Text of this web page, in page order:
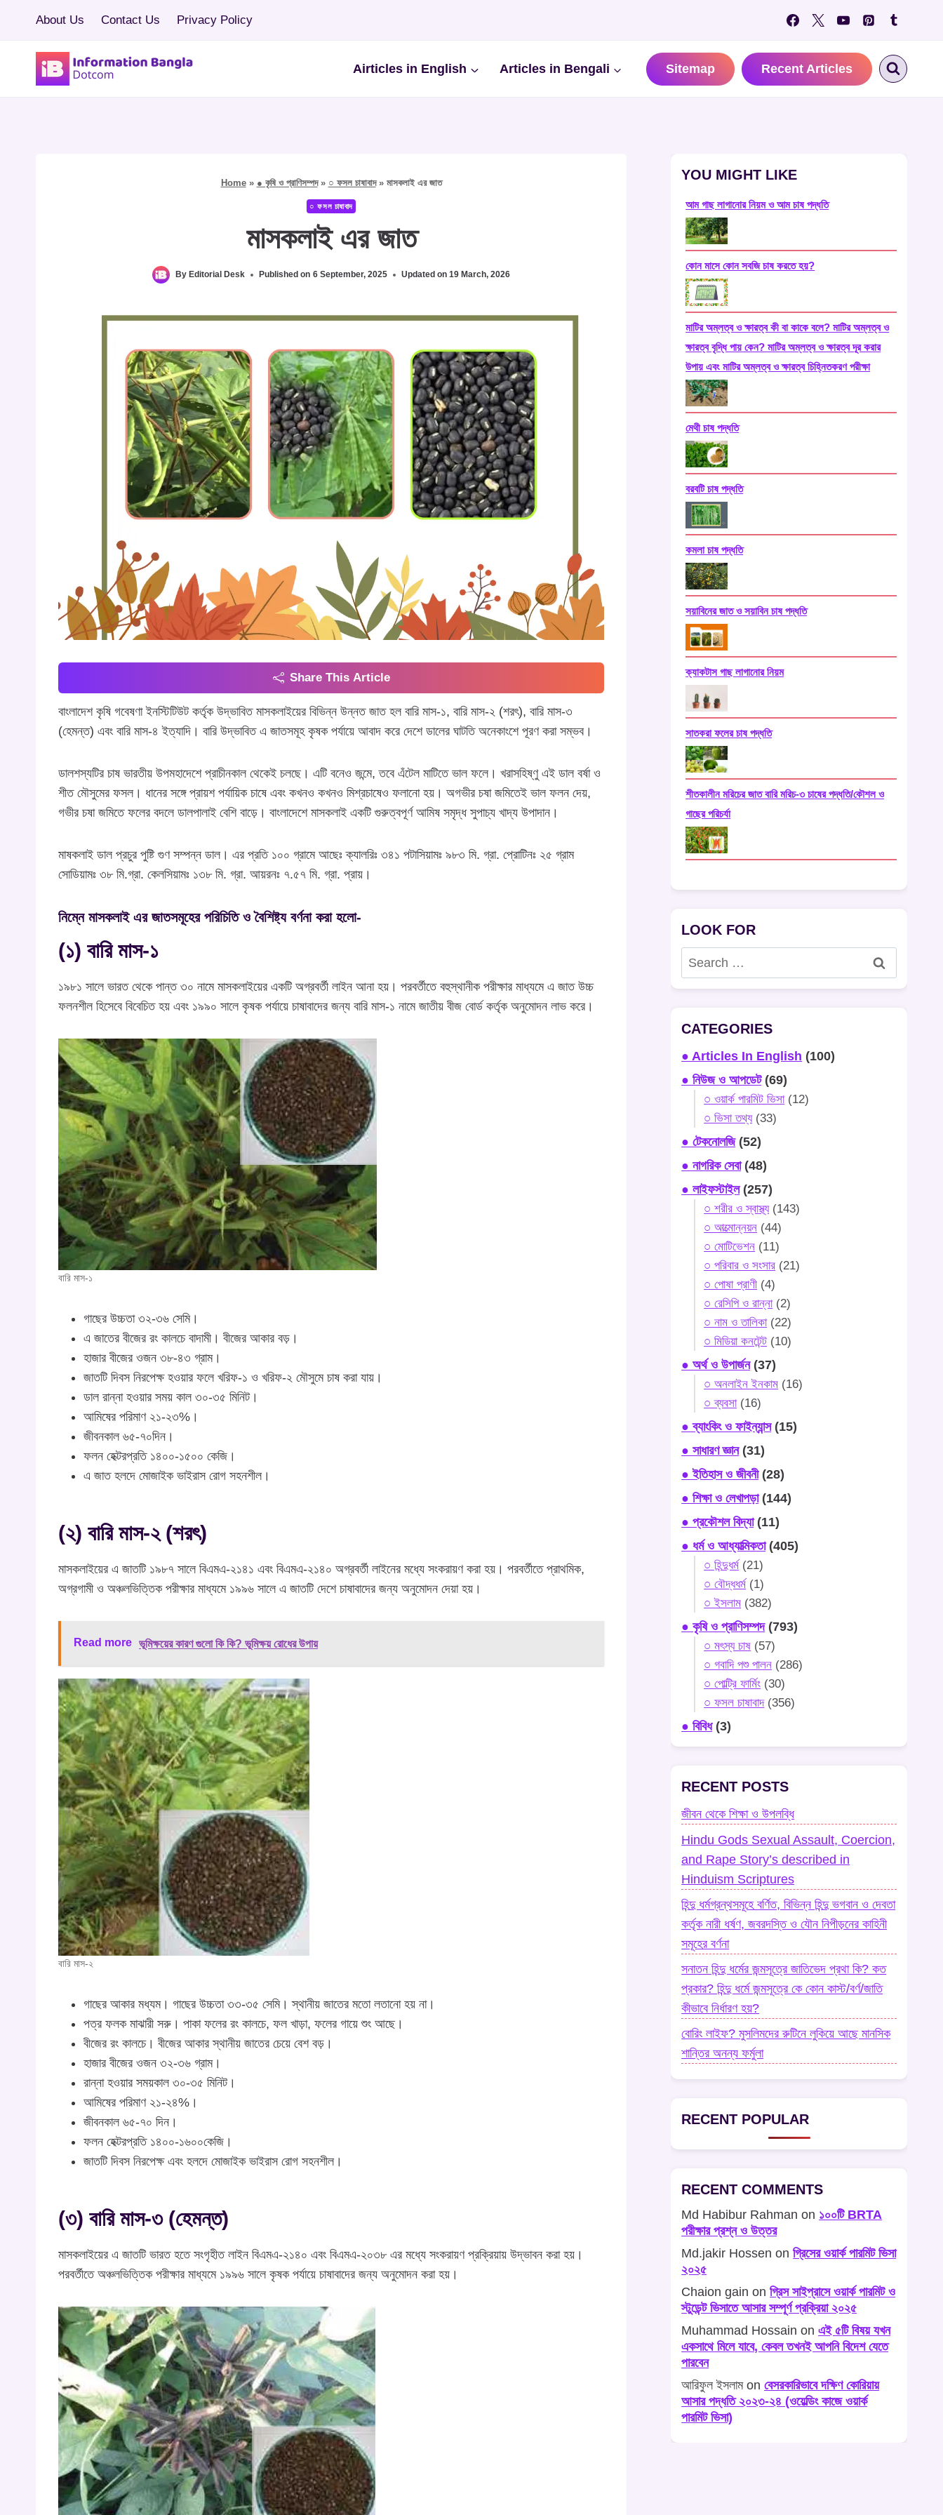
content
About Us Contact Us Privacy Policy
Airticles in English Articles in Bengali Sitemap Recent Articles
Home» ● কৃষি ও প্রাণিসম্পদ» ○ ফসল চাষাবাদ» মাসকলাই এর জাত
○ ফসল চাষাবাদ
মাসকলাই এর জাত
By Editorial Desk Published on 6 September, 2025 Updated on 19 March, 2026
Share This Article
বাংলাদেশ কৃষি গবেষণা ইনস্টিটিউট কর্তৃক উদ্ভাবিত মাসকলাইয়ের বিভিন্ন উন্নত জাত হল বারি মাস-১, বারি মাস-২ (শরৎ), বারি মাস-৩
(হেমন্ত) এবং বারি মাস-৪ ইত্যাদি। বারি উদ্ভাবিত এ জাতসমূহ কৃষক পর্যায়ে আবাদ করে দেশে ডালের ঘাটতি অনেকাংশে পূরণ করা সম্ভব।
ডালশস্যটির চাষ ভারতীয় উপমহাদেশে প্রাচীনকাল থেকেই চলছে। এটি বনেও জন্মে, তবে এঁটেল মাটিতে ভাল ফলে। খরাসহিষ্ণু এই ডাল বর্ষা ও
শীত মৌসুমের ফসল। ধানের সঙ্গে প্রায়শ পর্যায়িক চাষে এবং কখনও কখনও মিশ্রচাষেও ফলানো হয়। অগভীর চষা জমিতেই ভাল ফলন দেয়,
গভীর চষা জমিতে ফলের বদলে ডালপালাই বেশি বাড়ে। বাংলাদেশে মাসকলাই একটি গুরুত্বপূর্ণ আমিষ সমৃদ্ধ সুপাচ্য খাদ্য উপাদান।
মাষকলাই ডাল প্রচুর পুষ্টি গুণ সম্পন্ন ডাল। এর প্রতি ১০০ গ্রামে আছেঃ ক্যালরিঃ ৩৪১ পটাসিয়ামঃ ৯৮৩ মি. গ্রা. প্রোটিনঃ ২৫ গ্রাম
সোডিয়ামঃ ৩৮ মি.গ্রা. কেলসিয়ামঃ ১৩৮ মি. গ্রা. আয়রনঃ ৭.৫৭ মি. গ্রা. প্রায়।
নিম্নে মাসকলাই এর জাতসমূহের পরিচিতি ও বৈশিষ্ট্য বর্ণনা করা হলো-
(১) বারি মাস-১
১৯৮১ সালে ভারত থেকে পান্ত ৩০ নামে মাসকলাইয়ের একটি অগ্রবর্তী লাইন আনা হয়। পরবর্তীতে বহুস্থানীক পরীক্ষার মাধ্যমে এ জাত উচ্চ
ফলনশীল হিসেবে বিবেচিত হয় এবং ১৯৯০ সালে কৃষক পর্যায়ে চাষাবাদের জন্য বারি মাস-১ নামে জাতীয় বীজ বোর্ড কর্তৃক অনুমোদন লাভ করে।
বারি মাস-১
গাছের উচ্চতা ৩২-৩৬ সেমি।
এ জাতের বীজের রং কালচে বাদামী। বীজের আকার বড়।
হাজার বীজের ওজন ৩৮-৪৩ গ্রাম।
জাতটি দিবস নিরপেক্ষ হওয়ার ফলে খরিফ-১ ও খরিফ-২ মৌসুমে চাষ করা যায়।
ডাল রান্না হওয়ার সময় কাল ৩০-৩৫ মিনিট।
আমিষের পরিমাণ ২১-২৩%।
জীবনকাল ৬৫-৭০দিন।
ফলন হেক্টরপ্রতি ১৪০০-১৫০০ কেজি।
এ জাত হলদে মোজাইক ভাইরাস রোগ সহনশীল।
(২) বারি মাস-২ (শরৎ)
মাসকলাইয়ের এ জাতটি ১৯৮৭ সালে বিএমএ-২১৪১ এবং বিএমএ-২১৪০ অগ্রবর্তী লাইনের মধ্যে সংকরায়ণ করা হয়। পরবর্তীতে প্রাথমিক,
অগ্রগামী ও অঞ্চলভিত্তিক পরীক্ষার মাধ্যমে ১৯৯৬ সালে এ জাতটি দেশে চাষাবাদের জন্য অনুমোদন দেয়া হয়।
Read more ভূমিক্ষয়ের কারণ গুলো কি কি? ভূমিক্ষয় রোধের উপায়
বারি মাস-২
গাছের আকার মধ্যম। গাছের উচ্চতা ৩৩-৩৫ সেমি। স্থানীয় জাতের মতো লতানো হয় না।
পত্র ফলক মাঝারী সরু। পাকা ফলের রং কালচে, ফল খাড়া, ফলের গায়ে শুং আছে।
বীজের রং কালচে। বীজের আকার স্থানীয় জাতের চেয়ে বেশ বড়।
হাজার বীজের ওজন ৩২-৩৬ গ্রাম।
রান্না হওয়ার সময়কাল ৩০-৩৫ মিনিট।
আমিষের পরিমাণ ২১-২৪%।
জীবনকাল ৬৫-৭০ দিন।
ফলন হেক্টরপ্রতি ১৪০০-১৬০০কেজি।
জাতটি দিবস নিরপেক্ষ এবং হলদে মোজাইক ভাইরাস রোগ সহনশীল।
(৩) বারি মাস-৩ (হেমন্ত)
মাসকলাইয়ের এ জাতটি ভারত হতে সংগৃহীত লাইন বিএমএ-২১৪০ এবং বিএমএ-২০৩৮ এর মধ্যে সংকরায়ণ প্রক্রিয়ায় উদ্ভাবন করা হয়।
পরবর্তীতে অঞ্চলভিত্তিক পরীক্ষার মাধ্যমে ১৯৯৬ সালে কৃষক পর্যায়ে চাষাবাদের জন্য অনুমোদন করা হয়।
YOU MIGHT LIKE
আম গাছ লাগানোর নিয়ম ও আম চাষ পদ্ধতি
কোন মাসে কোন সবজি চাষ করতে হয়?
মাটির অম্লত্ব ও ক্ষারত্ব কী বা কাকে বলে? মাটির অম্লত্ব ও
ক্ষারত্ব বৃদ্ধি পায় কেন? মাটির অম্লত্ব ও ক্ষারত্ব দূর করার
উপায় এবং মাটির অম্লত্ব ও ক্ষারত্ব চিহ্নিতকরণ পরীক্ষা
মেথী চাষ পদ্ধতি
বরবটি চাষ পদ্ধতি
কমলা চাষ পদ্ধতি
সয়াবিনের জাত ও সয়াবিন চাষ পদ্ধতি
ক্যাকটাস গাছ লাগানোর নিয়ম
সাতকরা ফলের চাষ পদ্ধতি
শীতকালীন মরিচের জাত বারি মরিচ-৩ চাষের পদ্ধতি/কৌশল ও
গাছের পরিচর্যা
LOOK FOR
Search
for:
CATEGORIES
● Articles In English (100)
● নিউজ ও আপডেট(69)
○ ওয়ার্ক পারমিট ভিসা(12)
○ ভিসা তথ্য(33)
● টেকনোলজি(52)
● নাগরিক সেবা(48)
● লাইফস্টাইল(257)
○ শরীর ও স্বাস্থ্য(143)
○ আত্মোন্নয়ন (44)
○ মোটিভেশন (11)
○ পরিবার ও সংসার (21)
○ পোষা প্রাণী (4)
○ রেসিপি ও রান্না(2)
○ নাম ও তালিকা(22)
○ মিডিয়া কনটেন্ট (10)
● অর্থ ও উপার্জন(37)
○ অনলাইন ইনকাম (16)
○ ব্যবসা(16)
● ব্যাংকিং ও ফাইন্যান্স(15)
● সাধারণ জ্ঞান(31)
● ইতিহাস ও জীবনী(28)
● শিক্ষা ও লেখাপড়া(144)
● প্রকৌশল বিদ্যা(11)
● ধর্ম ও আধ্যাত্মিকতা(405)
○ হিন্দুধর্ম (21)
○ বৌদ্ধধর্ম (1)
○ ইসলাম (382)
● কৃষি ও প্রাণিসম্পদ(793)
○ মৎস্য চাষ (57)
○ গবাদি পশু পালন (286)
○ পোল্ট্রি ফার্মিং (30)
○ ফসল চাষাবাদ(356)
● বিবিধ(3)
RECENT POSTS
জীবন থেকে শিক্ষা ও উপলব্ধি
Hindu Gods Sexual Assault, Coercion,
and Rape Story’s described in
Hinduism Scriptures
হিন্দু ধর্মগ্রন্থসমূহে বর্ণিত, বিভিন্ন হিন্দু ভগবান ও দেবতা
কর্তৃক নারী ধর্ষণ, জবরদস্তি ও যৌন নিপীড়নের কাহিনী
সমূহের বর্ণনা
সনাতন হিন্দু ধর্মের জন্মসূত্রে জাতিভেদ প্রথা কি? কত
প্রকার? হিন্দু ধর্মে জন্মসূত্রে কে কোন কাস্ট/বর্ণ/জাতি
কীভাবে নির্ধারণ হয়?
বোরিং লাইফ? মুসলিমদের রুটিনে লুকিয়ে আছে মানসিক
শান্তির অনন্য ফর্মুলা
RECENT POPULAR
RECENT COMMENTS
Md Habibur Rahman on ১০০টি BRTA
পরীক্ষার প্রশ্ন ও উত্তর
Md.jakir Hossen onগ্রিসের ওয়ার্ক পারমিট ভিসা
২০২৫
Chaion gain onগ্রিস সাইপ্রাসে ওয়ার্ক পারমিট ও
স্টুডেন্ট ভিসাতে আসার সম্পূর্ণ প্রক্রিয়া ২০২৫
Muhammad Hossain onএই ৫টি বিষয় যখন
একসাথে মিলে যাবে, কেবল তখনই আপনি বিদেশ যেতে
পারবেন
আরিফুল ইসলামonবেসরকারিভাবে দক্ষিণ কোরিয়ায়
আসার পদ্ধতি ২০২৩-২৪ (ওয়েল্ডিং কাজে ওয়ার্ক
পারমিট ভিসা)